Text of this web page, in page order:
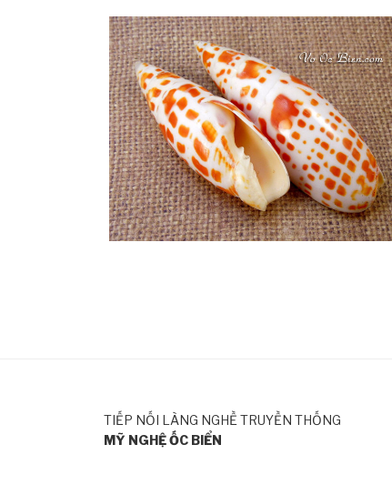
TIẾP NỐI LÀNG NGHỀ TRUYỀN THỐNG
MỸ NGHỆ ỐC BIỂN